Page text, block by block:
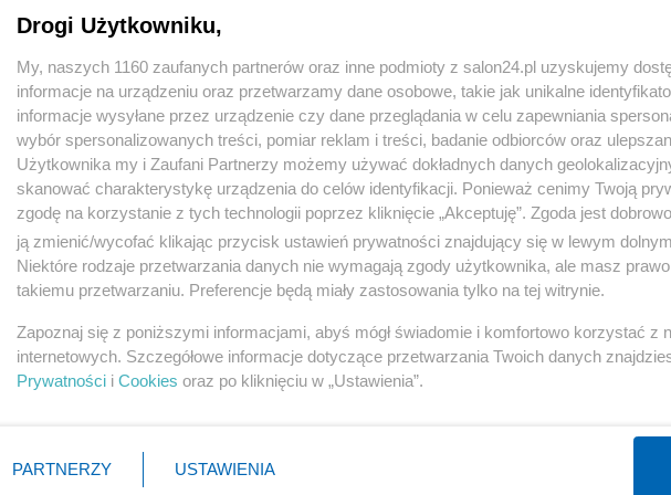
« WRÓĆ DO NOTKI
Polityka
PiS
Rząd
NATO
KO
Gospodarka
Biznes
Pieniądze
Inwestycje
Podatki
Drogi Użytkowniku,
My, naszych 1160 zaufanych partnerów oraz inne podmioty z salon24.pl uzyskujemy
informacje na urządzeniu oraz przetwarzamy dane osobowe, takie jak unikalne
informacje wysyłane przez urządzenie czy dane przeglądania w celu zapewniania
wybór spersonalizowanych treści, pomiar reklam i treści, badanie odbiorców oraz
Użytkownika my i Zaufani Partnerzy możemy używać dokładnych danych
skanować charakterystykę urządzenia do celów identyfikacji. Ponieważ cenimy Twoją
zgodę na korzystanie z tych technologii poprzez kliknięcie „Akceptuję”. Zgoda jest
ją zmienić/wycofać klikając przycisk ustawień prywatności znajdujący się w lewym
Niektóre rodzaje przetwarzania danych nie wymagają zgody użytkownika, ale masz
takiemu przetwarzaniu. Preferencje będą miały zastosowania tylko na tej witrynie.
Zapoznaj się z poniższymi informacjami, abyś mógł świadomie i komfortowo korzystać z
internetowych. Szczegółowe informacje dotyczące przetwarzania Twoich danych
Prywatności i Cookies oraz po kliknięciu w „Ustawienia”.
PARTNERZY USTAWIENIA